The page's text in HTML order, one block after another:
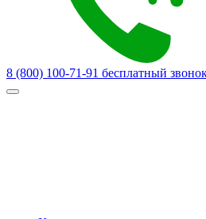
8 (800) 100-71-91 бесплатный